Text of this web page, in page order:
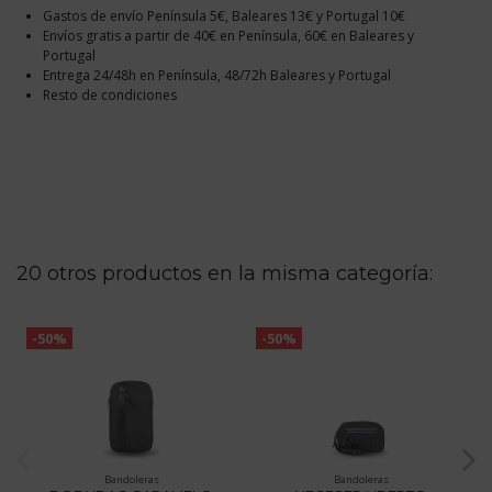
Gastos de envío Península 5€, Baleares 13€ y Portugal 10€
Envíos gratis a partir de 40€ en Península, 60€ en Baleares y
Portugal
Entrega 24/48h en Península, 48/72h Baleares y Portugal
Resto de condiciones
20 otros productos en la misma categoría:
-50%
Bandoleras
-50%
Bandoleras